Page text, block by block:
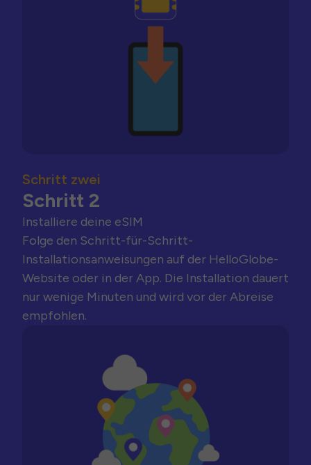
Schritt zwei
Schritt 2
Installiere deine eSIM
Folge den Schritt-für-Schritt-
Installationsanweisungen auf der HelloGlobe-
Website oder in der App. Die Installation dauert
nur wenige Minuten und wird vor der Abreise
empfohlen.